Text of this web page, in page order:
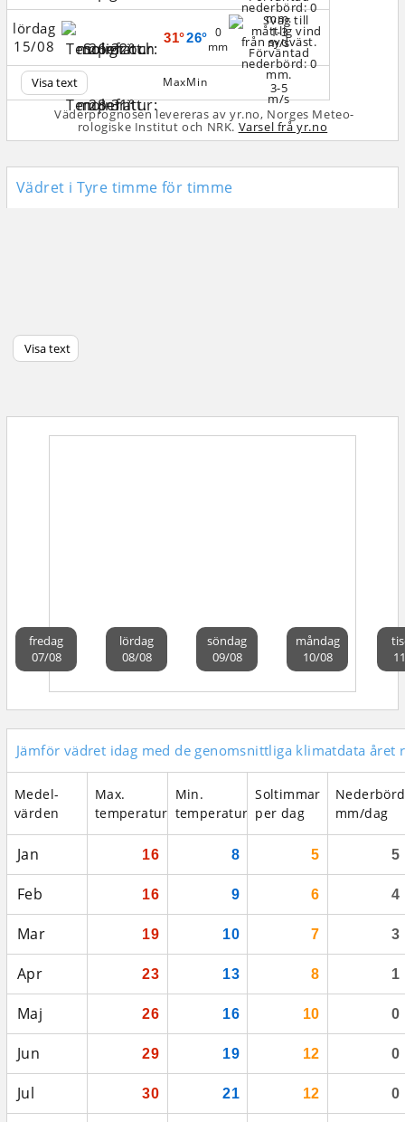
lördag
15/08
Visa text
31°
Max
26°
Min
0
mm
1-3
m/s
3-5
m/s
Väderprognosen levereras av yr.no, Norges Meteo­
rologiske Institut och NRK. Varsel frå yr.no
Vädret i Tyre timme för timme
fredag
07/08
lördag
08/08
söndag
09/08
måndag
10/08
Visa text
Jämför vädret idag med de genomsnittliga klimatdata året
Medel­
värden
Max.
temperatur
Min.
temperatur
Soltimmar
per dag
Nederbörd
mm/dag
Jan 16 8 5 5
Feb 16 9 6 4
Mar 19 10 7 3
Apr 23 13 8 1
Maj 26 16 10 0
Jun 29 19 12 0
Jul 30 21 12 0